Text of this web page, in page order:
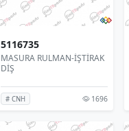
5116735
MASURA RULMAN-İŞTİRAK
DİŞ
# CNH 1696